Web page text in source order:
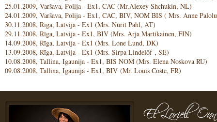
25.01.2009, Varšava, Polija - Ex1, CAC (Mr.Alexey Shchukin, NL)
24.01.2009, Varšava, Polija - Ex1, CAC, BIV, NOM BIS ( Mrs. Anne
30.11.2008, Rīga, Latvija - Ex1 (Mrs. Nurit Pahl, AT)
29.11.2008, Rīga, Latvija - Ex1, BIV (Mrs. Arja Martikainen, FIN)
14.09.2008, Rīga, Latvija - Ex1 (Mrs. Lone Lund, DK)
13.09.2008, Rīga, Latvija - Ex1 (Mrs. Sirpa Lindelöf , SE)
10.08.2008, Tallina, Igaunija - Ex1, BIS NOM (Mrs. Elena Noskova RU)
09.08.2008, Tallina, Igaunija - Ex1, BIV (Mr. Louis Coste, FR)